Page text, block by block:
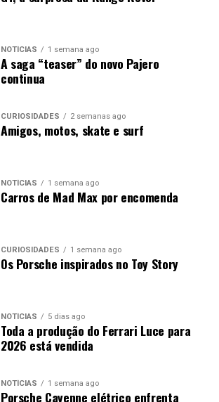
NOTÍCIAS 1 semana ago
A saga “teaser” do novo Pajero
continua
CURIOSIDADES 2 semanas ago
Amigos, motos, skate e surf
NOTÍCIAS 1 semana ago
Carros de Mad Max por encomenda
CURIOSIDADES 1 semana ago
Os Porsche inspirados no Toy Story
NOTÍCIAS 5 dias ago
Toda a produção do Ferrari Luce para
2026 está vendida
NOTÍCIAS 1 semana ago
Porsche Cayenne elétrico enfrenta